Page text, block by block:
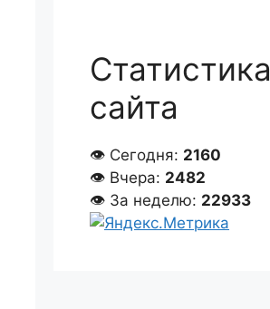
Статистика
сайта
👁 Сегодня: 2160
👁 Вчера: 2482
👁 За неделю: 22933